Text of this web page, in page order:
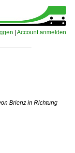
Account anmelden
Brienz in Richtung